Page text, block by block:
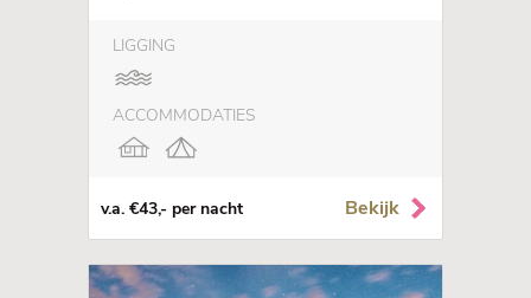
LIGGING
ACCOMMODATIES
v.a. €43,- per nacht Bekijk